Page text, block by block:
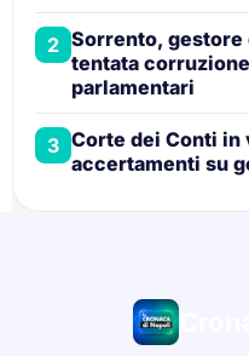
2 Sorrento,
tentata
parlamentari
3 Corte dei Conti in
accertamenti su